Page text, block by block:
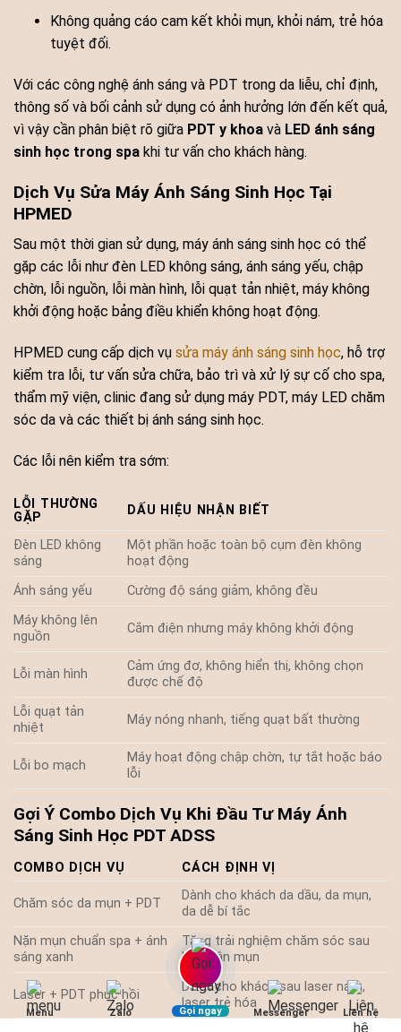
Không quảng cáo cam kết khỏi mụn, khỏi nám, trẻ hóa
tuyệt đối.
Với các công nghệ ánh sáng và PDT trong da liễu, chỉ định,
thông số và bối cảnh sử dụng có ảnh hưởng lớn đến kết quả,
vì vậy cần phân biệt rõ giữa PDT y khoa và LED ánh sáng
sinh học trong spa khi tư vấn cho khách hàng.
Dịch Vụ Sửa Máy Ánh Sáng Sinh Học Tại
HPMED
Sau một thời gian sử dụng, máy ánh sáng sinh học có thể
gặp các lỗi như đèn LED không sáng, ánh sáng yếu, chập
chờn, lỗi nguồn, lỗi màn hình, lỗi quạt tản nhiệt, máy không
khởi động hoặc bảng điều khiển không hoạt động.
HPMED cung cấp dịch vụ sửa máy ánh sáng sinh học, hỗ trợ
kiểm tra lỗi, tư vấn sửa chữa, bảo trì và xử lý sự cố cho spa,
thẩm mỹ viện, clinic đang sử dụng máy PDT, máy LED chăm
sóc da và các thiết bị ánh sáng sinh học.
Các lỗi nên kiểm tra sớm:
LỖI THƯỜNG
GẶP
DẤU HIỆU NHẬN BIẾT
Đèn LED không
sáng
Một phần hoặc toàn bộ cụm đèn không
hoạt động
Ánh sáng yếu
Cường độ sáng giảm, không đều
Máy không lên
nguồn
Cắm điện nhưng máy không khởi động
Lỗi màn hình
Cảm ứng đơ, không hiển thị, không chọn
được chế độ
Lỗi quạt tản
nhiệt
Máy nóng nhanh, tiếng quạt bất thường
Lỗi bo mạch
Máy hoạt động chập chờn, tự tắt hoặc báo
lỗi
Gợi Ý Combo Dịch Vụ Khi Đầu Tư Máy Ánh
Sáng Sinh Học PDT ADSS
COMBO DỊCH VỤ CÁCH ĐỊNH VỊ
Chăm sóc da mụn + PDT
Dành cho khách da dầu, da mụn,
da dễ bí tắc
Nặn mụn chuẩn spa + ánh
sáng xanh
Tăng trải nghiệm chăm sóc sau
lấy nhân mụn
Laser + PDT phục hồi
Dành cho khách sau laser nám,
laser trẻ hóa
Menu Zalo Gọi ngay Messenger Liên hệ